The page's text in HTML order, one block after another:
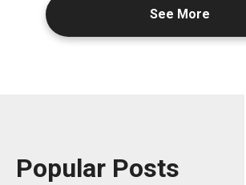
See More
Popular Posts